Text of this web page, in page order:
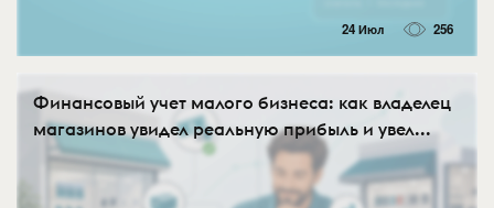
24 Июл 256
Финансовый учет малого бизнеса: как владелец
магазинов увидел реальную прибыль и увел...